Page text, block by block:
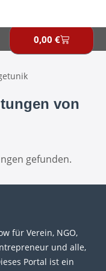
0,00 €
von
gefunden.
für Ver­ein, NGO,
und alle,
Por­tal ist ein